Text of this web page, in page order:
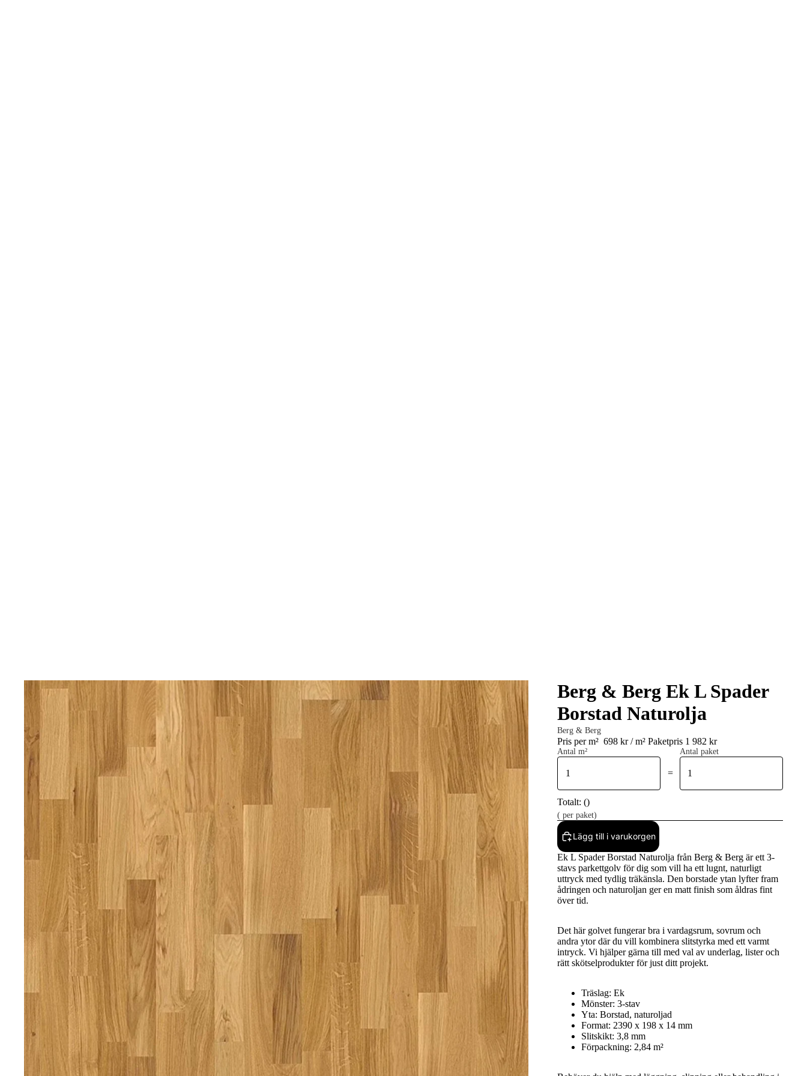
Berg & Berg Ek L Spader
Borstad Naturolja
Berg & Berg
Pris per m² 698 kr / m² Paketpris 1 982 kr
Antal m²
=
Antal paket
Totalt: ()
( per paket)
Lägg till i varukorgen
Ek L Spader Borstad Naturolja från Berg & Berg är ett 3-
stavs parkettgolv för dig som vill ha ett lugnt, naturligt
uttryck med tydlig träkänsla. Den borstade ytan lyfter fram
ådringen och naturoljan ger en matt finish som åldras fint
över tid.
Det här golvet fungerar bra i vardagsrum, sovrum och
andra ytor där du vill kombinera slitstyrka med ett varmt
intryck. Vi hjälper gärna till med val av underlag, lister och
rätt skötselprodukter för just ditt projekt.
Träslag: Ek
Mönster: 3-stav
Yta: Borstad, naturoljad
Format: 2390 x 198 x 14 mm
Slitskikt: 3,8 mm
Förpackning: 2,84 m²